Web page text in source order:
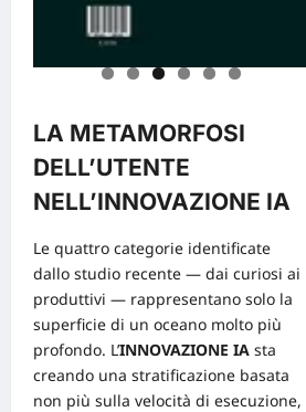
LA METAMORFOSI
DELL’UTENTE
NELL’INNOVAZIONE IA
Le quattro categorie identificate
dallo studio recente — dai curiosi ai
produttivi — rappresentano solo la
superficie di un oceano molto più
profondo. L’INNOVAZIONE IA sta
creando una stratificazione basata
non più sulla velocità di esecuzione,